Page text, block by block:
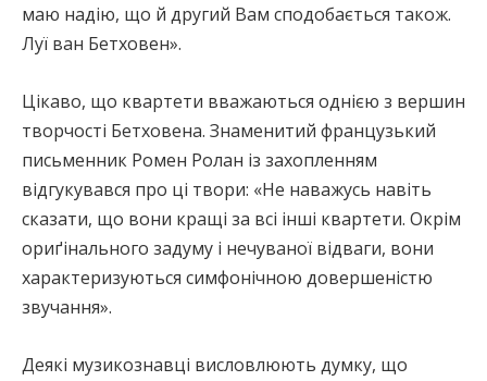
маю надію, що й другий Вам сподобається також.
Луї ван Бетховен».
Цікаво, що квартети вважаються однією з вершин
творчості Бетховена. Знаменитий французький
письменник Ромен Ролан із захопленням
відгукувався про ці твори: «Не наважусь навіть
сказати, що вони кращі за всі інші квартети. Окрім
ориґінального задуму і нечуваної відваги, вони
характеризуються симфонічною довершеністю
звучання».
Деякі музикознавці висловлюють думку, що